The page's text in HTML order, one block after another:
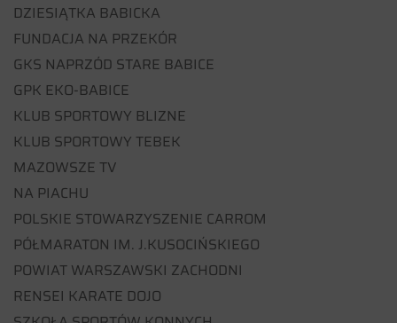
DZIESIĄTKA BABICKA
FUNDACJA NA PRZEKÓR
GKS NAPRZÓD STARE BABICE
GPK EKO-BABICE
KLUB SPORTOWY BLIZNE
KLUB SPORTOWY TEBEK
MAZOWSZE TV
NA PIACHU
POLSKIE STOWARZYSZENIE CARROM
PÓŁMARATON IM. J.KUSOCIŃSKIEGO
POWIAT WARSZAWSKI ZACHODNI
RENSEI KARATE DOJO